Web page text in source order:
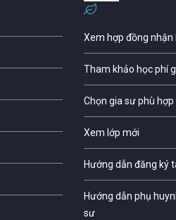
Xem hợp đồng nhận
Tham khảo học phí
Chọn gia sư phù hợp
Xem lớp mới
Hướng dẫn đăng ký
Hướng dẫn phụ
sư